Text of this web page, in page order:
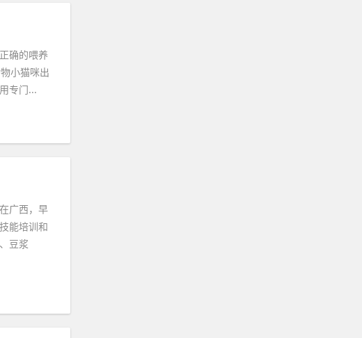
确的喂养
小猫咪出
专门...
广西，早
能培训和
豆浆